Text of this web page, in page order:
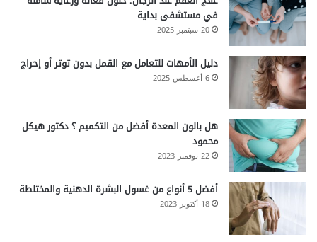
في مستشفى بداية
20 سبتمبر 2025
دليل الأمهات للتعامل مع القمل بدون توتر أو إحراج
6 أغسطس 2025
هل بالون المعدة أفضل من التكميم ؟ دكتور هيكل
محمود
22 نوفمبر 2023
أفضل 5 أنواع من غسول البشرة الدهنية والمختلطة
18 أكتوبر 2023